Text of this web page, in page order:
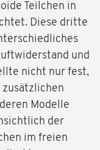
Teilchen in
Diese dritte
und
nicht nur fest,
Modelle
der
im freien